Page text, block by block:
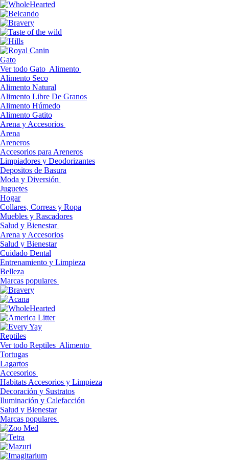
Gato
Ver todo Gato Alimento
Alimento Seco
Alimento Natural
Alimento Libre De Granos
Alimento Húmedo
Alimento Gatito
Arena y Accesorios
Arena
Areneros
Accesorios para Areneros
Limpiadores y Deodorizantes
Depositos de Basura
Moda y Diversión
Juguetes
Hogar
Collares, Correas y Ropa
Muebles y Rascadores
Salud y Bienestar
Arena y Accesorios
Salud y Bienestar
Cuidado Dental
Entrenamiento y Limpieza
Belleza
Marcas populares
Reptiles
Ver todo Reptiles Alimento
Tortugas
Lagartos
Accesorios
Habitats Accesorios y Limpieza
Decoración y Sustratos
Iluminación y Calefacción
Salud y Bienestar
Marcas populares